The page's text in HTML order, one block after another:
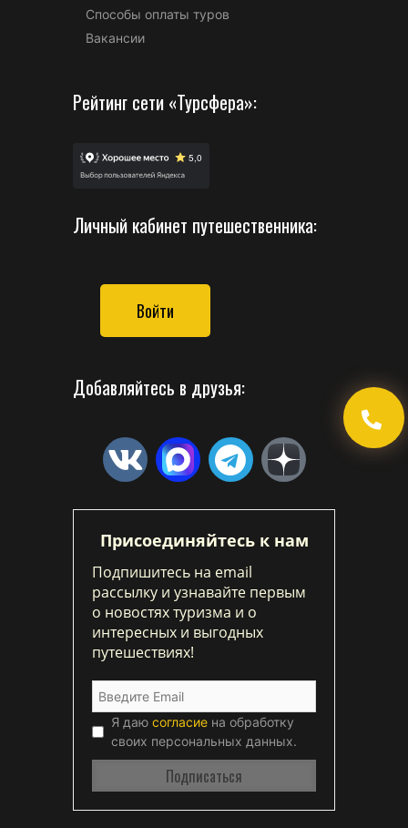
Способы оплаты туров
Вакансии
Рейтинг сети «Турсфера»:
Личный кабинет путешественника:
Войти
Добавляйтесь в друзья:
Присоединяйтесь к нам
Подпишитесь на email
рассылку и узнавайте первым
о новостях туризма и о
интересных и выгодных
путешествиях!
Я даю согласие на обработку
своих персональных данных.